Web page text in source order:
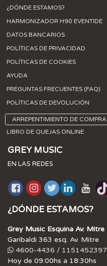
¿DÓNDE ESTAMOS?
HARMONIZADOR H90 EVENTIDE
DATOS BANCARIOS
POLÍTICAS DE PRIVACIDAD
POLÍTICAS DE COOKIES
AYUDA
PREGUNTAS FRECUENTES (FAQ)
POLÍTICAS DE DEVOLUCIÓN
ARREPENTIMIENTO DE COMPRA
LIBRO DE QUEJAS ONLINE
GREY MUSIC
EN LAS REDES
¿DÓNDE ESTAMOS?
Grey Music Esquina Av. Mitre
Garibaldi 363 esq. Av. Mitre
4600-4436 / 1151452397
Hoy de 09:00hs a 18:30hs